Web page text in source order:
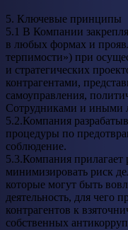
5. Ключевые принципы
5.1 В Компании
в любых формах и
терпимости») при
и стратегических
контрагентами,
самоуправления,
Сотрудниками и иными
5.2.Компания
процедуры по
соблюдение.
5.3.Компания
минимизировать риск
которые могут быть
деятельность, для чего
контрагентов к
собственных